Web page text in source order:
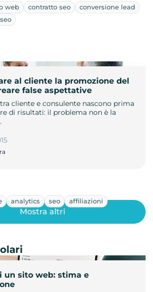
web contratto seo
conversione lead
al cliente la promozione del
false aspettative
cliente e consulente nascono prima
di risultati: il problema non è la
analytics seo affiliazioni
un sito web: stima e
Mostra altri